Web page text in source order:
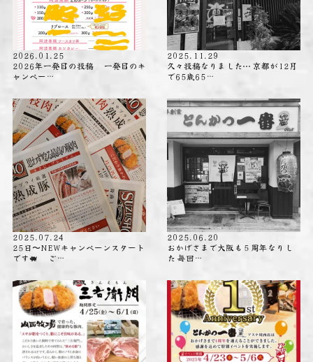
2026.01.25
2026年一発目の投稿 一発目のキ
ャンペー…
2025.11.29
久々投稿なりました⋯ 京都が12月
で65歳65…
2025.07.24
25日〜NEWキャンペーンスタート
です🐖 ご…
2025.06.20
おかげさまで大阪も５周年なりし
た️ 毎回…